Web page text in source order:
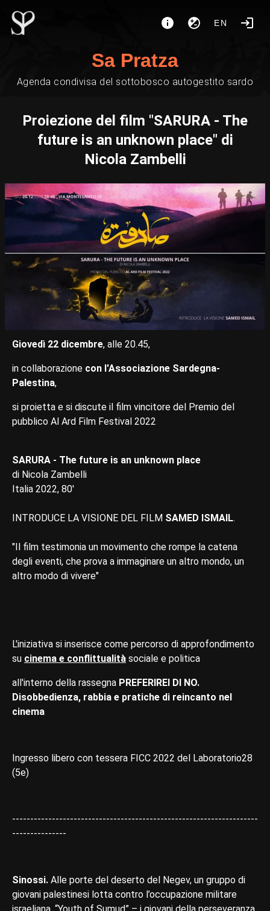
EN
Sa Pratza
Agenda condivisa del sottobosco autogestito sardo
Proiezione del film "SARURA - The
future is an unknown place" di
Nicola Zambelli
Giovedì 22 dicembre, alle 20.45,
in collaborazione con l'Associazione Sardegna-
Palestina,
si proietta e si discute il film vincitore del Premio del
pubblico Al Ard Film Festival 2022
SARURA - The future is an unknown place
di Nicola Zambelli
Italia 2022, 80'
INTRODUCE LA VISIONE DEL FILM SAMED ISMAIL.
"Il film testimonia un movimento che rompe la catena
degli eventi, che prova a immaginare un altro mondo, un
altro modo di vivere"
L'iniziativa si inserisce come percorso di approfondimento
su cinema e conflittualità sociale e politica
all'interno della rassegna PREFERIREI DI NO.
Disobbedienza, rabbia e pratiche di reincanto nel
cinema
Ingresso libero con tessera FICC 2022 del Laboratorio28
(5e)
--------------------------------------------------------------------
---------------
Sinossi. Alle porte del deserto del Negev, un gruppo di
giovani palestinesi lotta contro l’occupazione militare